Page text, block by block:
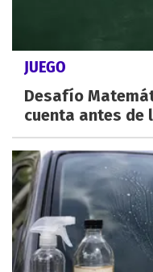
JUEGO
Desafío
cuenta antes de